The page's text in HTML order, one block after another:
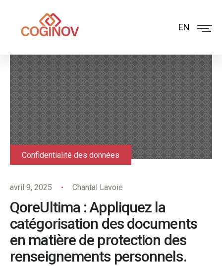
EN
Confidentialité des données
avril 9, 2025 Chantal Lavoie
QoreUltima : Appliquez la
catégorisation des documents
en matière de protection des
renseignements personnels.